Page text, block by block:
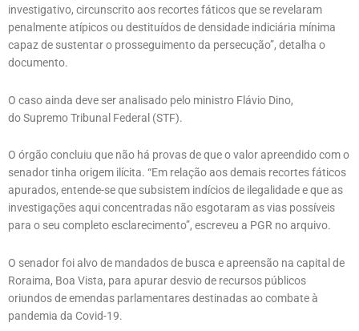
investigativo, circunscrito aos recortes fáticos que se revelaram
penalmente atípicos ou destituídos de densidade indiciária mínima
capaz de sustentar o prosseguimento da persecução”, detalha o
documento.
O caso ainda deve ser analisado pelo ministro Flávio Dino,
do Supremo Tribunal Federal (STF).
O órgão concluiu que não há provas de que o valor apreendido com o
senador tinha origem ilícita. “Em relação aos demais recortes fáticos
apurados, entende-se que subsistem indícios de ilegalidade e que as
investigações aqui concentradas não esgotaram as vias possíveis
para o seu completo esclarecimento”, escreveu a PGR no arquivo.
O senador foi alvo de mandados de busca e apreensão na capital de
Roraima, Boa Vista, para apurar desvio de recursos públicos
oriundos de emendas parlamentares destinadas ao combate à
pandemia da Covid-19.